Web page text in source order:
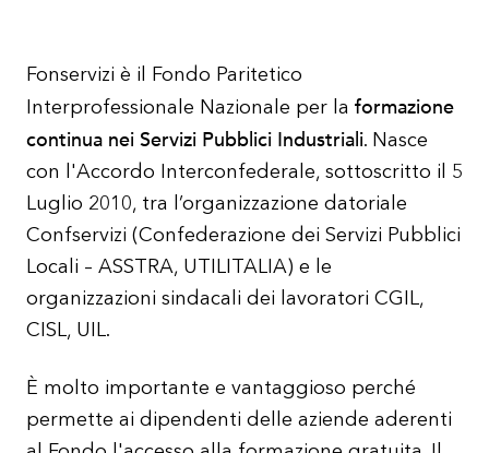
Fonservizi è il Fondo Paritetico
Interprofessionale Nazionale per la formazione
continua nei Servizi Pubblici Industriali. Nasce
con l'Accordo Interconfederale, sottoscritto il 5
Luglio 2010, tra l’organizzazione datoriale
Confservizi (Confederazione dei Servizi Pubblici
Locali – ASSTRA, UTILITALIA) e le
organizzazioni sindacali dei lavoratori CGIL,
CISL, UIL.
È molto importante e vantaggioso perché
permette ai dipendenti delle aziende aderenti